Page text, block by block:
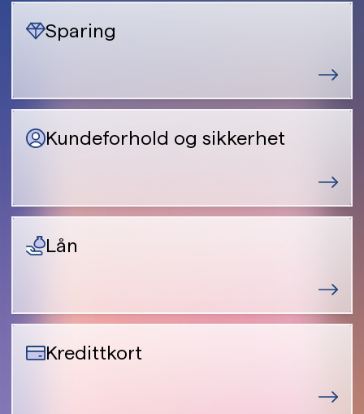
Sparing
Kundeforhold og sikkerhet
Lån
Kredittkort